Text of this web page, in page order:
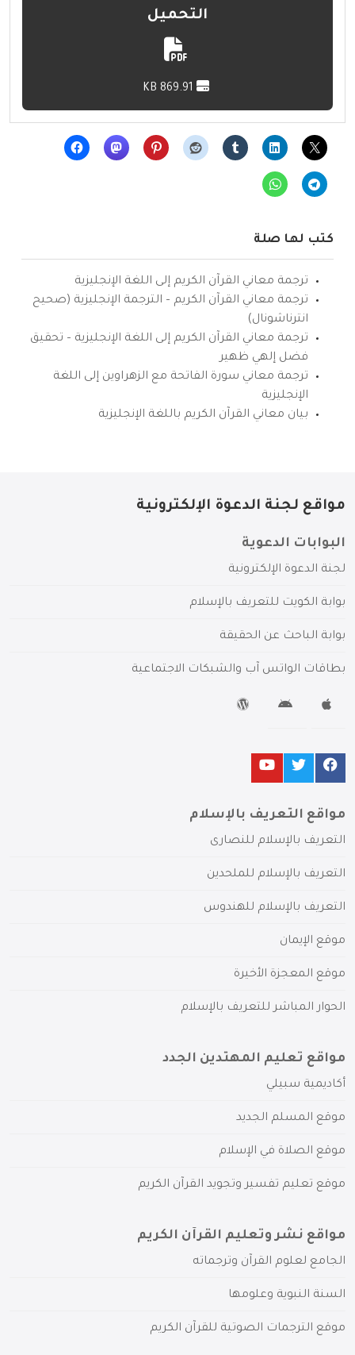
التحميل
كتب لها صلة
ترجمة معاني القرآن الكريم إلى اللغة الإنجليزية
ترجمة معاني القرآن الكريم – الترجمة الإنجليزية (صحيح
انترناشونال)
ترجمة معاني القرآن الكريم إلى اللغة الإنجليزية – تحقيق
فضل إلهي ظهير
ترجمة معاني سورة الفاتحة مع الزهراوين إلى اللغة
الإنجليزية
بيان معاني القرآن الكريم باللغة الإنجليزية
مواقع لجنة الدعوة الإلكترونية
البوابات الدعوية
لجنة الدعوة الإلكترونية
بوابة الكويت للتعريف بالإسلام
بوابة الباحث عن الحقيقة
بطاقات الواتس آب والشبكات الاجتماعية
مواقع التعريف بالإسلام
التعريف بالإسلام للنصارى
التعريف بالإسلام للملحدين
التعريف بالإسلام للهندوس
موقع الإيمان
موقع المعجزة الأخيرة
الحوار المباشر للتعريف بالإسلام
مواقع تعليم المهتدين الجدد
أكاديمية سبيلي
موقع المسلم الجديد
موقع الصلاة في الإسلام
موقع تعليم تفسير وتجويد القرآن الكريم
مواقع نشر وتعليم القرآن الكريم
الجامع لعلوم القرآن وترجماته
السنة النبوية وعلومها
موقع الترجمات الصوتية للقرآن الكريم